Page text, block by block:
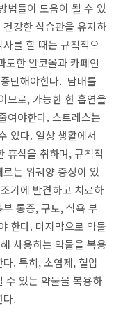
법들이 도움이 될 수 있
강한 식습관을 유지하
를 할 때는 규칙적으
도한 알코올과 카페인
단해야한다. 담배를
므로, 가능한 한 흡연을
여야한다. 스트레스는
있다. 일상 생활에서
휴식을 취하며, 규칙적
는 위궤양 증상이 있
기에 발견하고 치료하
통증, 구토, 식욕 부
한다. 마지막으로 약물
사용하는 약물을 복용
. 특히, 소염제, 혈압
수 있는 약물을 복용하
다.